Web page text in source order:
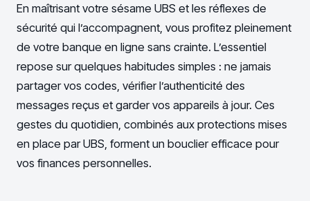
En maîtrisant votre sésame UBS et les réflexes de
sécurité qui l’accompagnent, vous profitez pleinement
de votre banque en ligne sans crainte. L’essentiel
repose sur quelques habitudes simples : ne jamais
partager vos codes, vérifier l’authenticité des
messages reçus et garder vos appareils à jour. Ces
gestes du quotidien, combinés aux protections mises
en place par UBS, forment un bouclier efficace pour
vos finances personnelles.